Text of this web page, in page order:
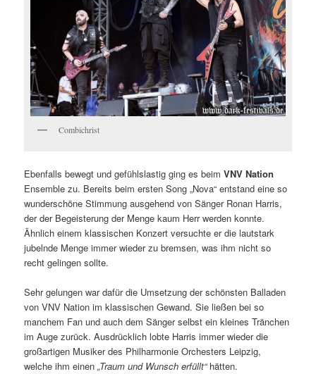
Combichrist
Ebenfalls bewegt und gefühlslastig ging es beimVNV Nation
Ensemble zu. Bereits beim ersten Song „Nova“ entstand eine so
wunderschöne Stimmung ausgehend von Sänger Ronan Harris,
der der Begeisterung der Menge kaum Herr werden konnte.
Ähnlich einem klassischen Konzert versuchte er die lautstark
jubelnde Menge immer wieder zu bremsen, was ihm nicht so
recht gelingen sollte.
Sehr gelungen war dafür die Umsetzung der schönsten Balladen
von VNV Nation im klassischen Gewand. Sie ließen bei so
manchem Fan und auch dem Sänger selbst ein kleines Tränchen
im Auge zurück. Ausdrücklich lobte Harris immer wieder die
großartigen Musiker des Philharmonie Orchesters Leipzig,
welche ihm einen„Traum und Wunsch erfüllt“hätten.